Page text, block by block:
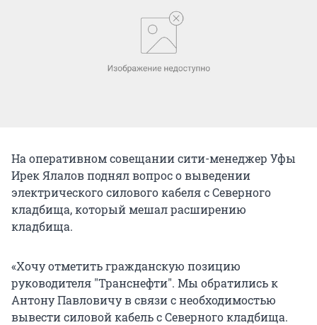
На оперативном совещании сити-менеджер Уфы
Ирек Ялалов поднял вопрос о выведении
электрического силового кабеля с Северного
кладбища, который мешал расширению
кладбища.
«Хочу отметить гражданскую позицию
руководителя "Транснефти". Мы обратились к
Антону Павловичу в связи с необходимостью
вывести силовой кабель с Северного кладбища.